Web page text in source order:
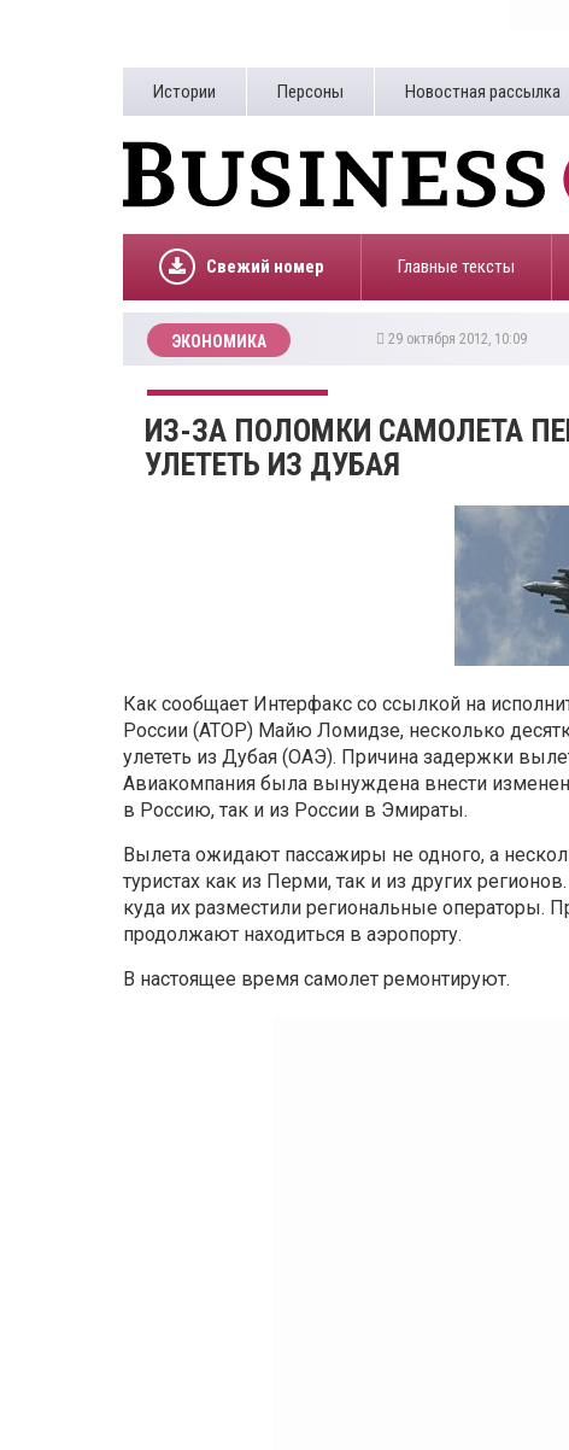
Истории Персоны Новостная рассылка
Свежий номер Главные тексты
ЭКОНОМИКА 29 октября 2012, 10:09
ИЗ-ЗА ПОЛОМКИ САМОЛЕТА
УЛЕТЕТЬ ИЗ ДУБАЯ
Как сообщает Интерфакс со ссылкой на
России (АТОР) Майю Ломидзе, несколько
улететь из Дубая (ОАЭ). Причина задержки
Авиакомпания была вынуждена внести
в Россию, так и из России в Эмираты.
Вылета ожидают пассажиры не одного, а
туристах как из Перми, так и из других
куда их разместили региональные операторы.
продолжают находиться в аэропорту.
В настоящее время самолет ремонтируют.